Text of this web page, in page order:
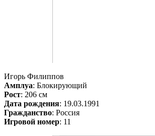
Игорь Филиппов
Амплуа: Блокирующий
Рост: 206 см
Дата рождения: 19.03.1991
Гражданство: Россия
Игровой номер: 11